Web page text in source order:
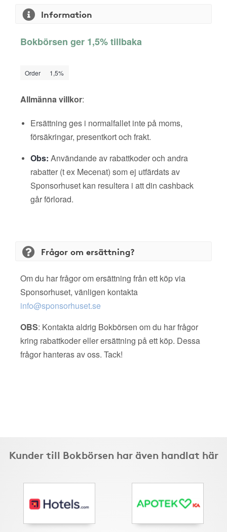
Information
Bokbörsen ger 1,5% tillbaka
Order 1,5%
Allmänna villkor:
Ersättning ges i normalfallet inte på moms,
försäkringar, presentkort och frakt.
Obs: Användande av rabattkoder och andra
rabatter (t ex Mecenat) som ej utfärdats av
Sponsorhuset kan resultera i att din cashback
går förlorad.
Frågor om ersättning?
Om du har frågor om ersättning från ett köp via
Sponsorhuset, vänligen kontakta
info@sponsorhuset.se
OBS: Kontakta aldrig Bokbörsen om du har frågor
kring rabattkoder eller ersättning på ett köp. Dessa
frågor hanteras av oss. Tack!
Kunder till Bokbörsen har även handlat här